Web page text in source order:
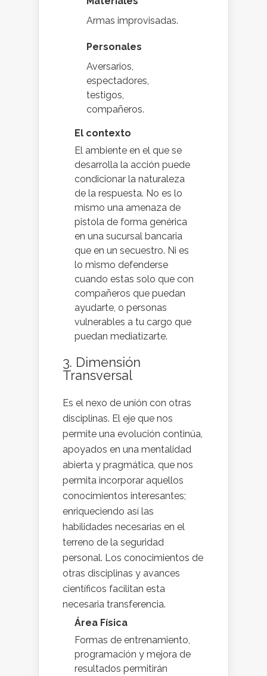
Armas improvisadas.
Personales
Aversarios,
espectadores,
testigos,
compañeros.
El contexto
El ambiente en el que se
desarrolla la acción puede
condicionar la naturaleza
de la respuesta. No es lo
mismo una amenaza de
pistola de forma genérica
en una sucursal bancaria
que en un secuestro. Ni es
lo mismo defenderse
cuando estas solo que con
compañeros que puedan
ayudarte, o personas
vulnerables a tu cargo que
puedan mediatizarte.
3. Dimensión
Transversal
Es el nexo de unión con otras
disciplinas. El eje que nos
permite una evolución continúa,
apoyados en una mentalidad
abierta y pragmática, que nos
permita incorporar aquellos
conocimientos interesantes;
enriqueciendo así las
habilidades necesarias en el
terreno de la seguridad
personal. Los conocimientos de
otras disciplinas y avances
científicos facilitan esta
necesaria transferencia.
Área Física
Formas de entrenamiento,
programación y mejora de
resultados permitirán